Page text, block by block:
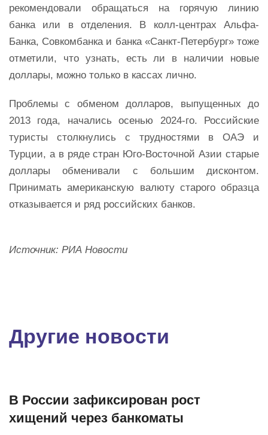
рекомендовали обращаться на горячую линию
банка или в отделения. В колл-центрах Альфа-
Банка, Совкомбанка и банка «Санкт-Петербург» тоже
отметили, что узнать, есть ли в наличии новые
доллары, можно только в кассах лично.
Проблемы с обменом долларов, выпущенных до
2013 года, начались осенью 2024-го. Российские
туристы столкнулись с трудностями в ОАЭ и
Турции, а в ряде стран Юго-Восточной Азии старые
доллары обменивали с большим дисконтом.
Принимать американскую валюту старого образца
отказывается и ряд российских банков.
Источник: РИА Новости
Другие новости
В России зафиксирован рост
хищений через банкоматы